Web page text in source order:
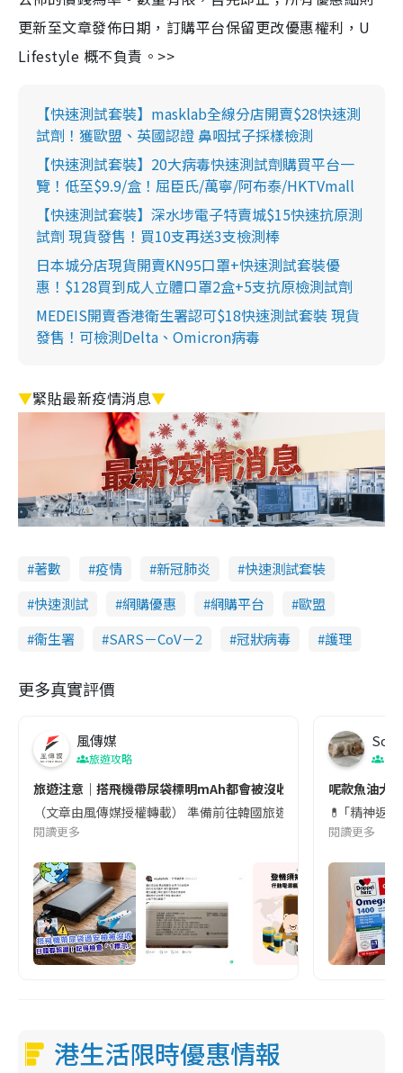
更新至文章發佈日期，訂購平台保留更改優惠權利，U
Lifestyle 概不負責。>>
【快速測試套裝】masklab全線分店開賣$28快速測
試劑！獲歐盟、英國認證 鼻咽拭子採樣檢測
【快速測試套裝】20大病毒快速測試劑購買平台一
覽！低至$9.9/盒！屈臣氏/萬寧/阿布泰/HKTVmall
【快速測試套裝】深水埗電子特賣城$15快速抗原測
試劑 現貨發售！買10支再送3支檢測棒
日本城分店現貨開賣KN95口罩+快速測試套裝優
惠！$128買到成人立體口罩2盒+5支抗原檢測試劑
MEDEIS開賣香港衛生署認可$18快速測試套裝 現貨
發售！可檢測Delta、Omicron病毒
▼緊貼最新疫情消息▼
著數 疫情 新冠肺炎
快速測試套裝
快速測試
網購優惠 網購平台
歐盟
衞生署
SARS－CoV－2 冠狀病毒 護理
更多真實評價
風傳媒
旅遊攻略
旅遊注意｜搭飛機帶尿袋標明mAh都會被沒收😱出發前切記檢查
（文章由風傳媒授權轉載） 準備前往韓國旅遊的民眾，近期要
閱讀更多
Soul
呢款魚油大
💊 ｢精神返
閱讀更多
港生活限時優惠情報